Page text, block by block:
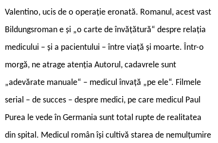
Valentino, ucis de o operație eronată. Romanul, acest vast
Bildungsroman e și „o carte de învățătură“ despre relația
medicului – și a pacientului – între viață și moarte. Într-o
morgă, ne atrage atenția Autorul, cadavrele sunt
„adevărate manuale“ – medicul învață „pe ele“. Filmele
serial – de succes – despre medici, pe care medicul Paul
Purea le vede în Germania sunt total rupte de realitatea
din spital. Medicul român își cultivă starea de nemulțumire